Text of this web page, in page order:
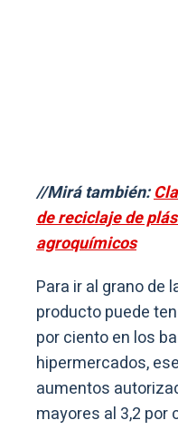
//Mirá también:
de reciclaje de
agroquímicos
Para ir al grano de
producto puede
por ciento en los
hipermercados,
aumentos
mayores al 3,2 por